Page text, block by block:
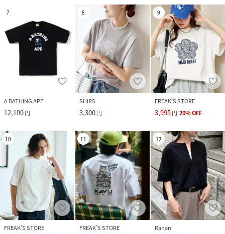
7
A BATHING APE
12,100円
8
SHIPS
3,300円
9
FREAK’S STORE
3,995円 20%OFF
10
FREAK’S STORE
11
FREAK’S STORE
12
Ranan